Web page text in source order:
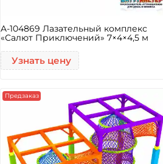
A-104869 Лазательный комплекс
«Салют Приключений» 7×4×4,5 м
Узнать цену
Предзаказ